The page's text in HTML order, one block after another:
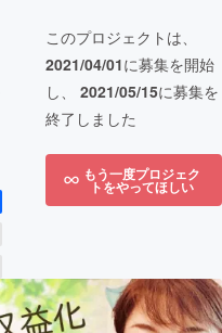
このプロジェクトは、
2021/04/01に募集を開始
し、 2021/05/15に募集を
終了しました
もう一度プロジェク
トをやってほしい